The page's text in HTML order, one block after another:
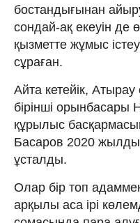
бостандығынан
сондай-ақ екеуін де
қызметте жұмыс
сұраған.
Айта кетейік,
бірінші орынбасары
құрылыс
Басаров 2020
ұсталды.
Олар бір топ
арқылы аса ірі